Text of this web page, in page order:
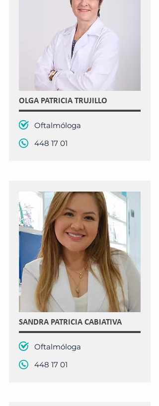
OLGA PATRICIA TRUJILLO
Oftalmóloga
448 17 01
SANDRA PATRICIA CABIATIVA
Oftalmóloga
448 17 01